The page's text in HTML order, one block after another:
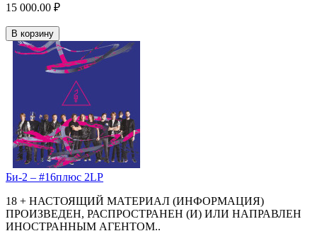
15 000.00 ₽
В корзину
Би-2 – #16плюс 2LP
18 + НАСТОЯЩИЙ МАТЕРИАЛ (ИНФОРМАЦИЯ)
ПРОИЗВЕДЕН, РАСПРОСТРАНЕН (И) ИЛИ НАПРАВЛЕН
ИНОСТРАННЫМ АГЕНТОМ..